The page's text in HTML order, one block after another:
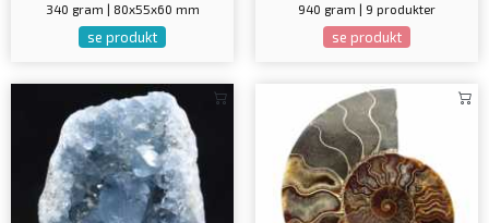
340 gram | 80x55x60 mm
se produkt
940 gram | 9 produkter
se produkt